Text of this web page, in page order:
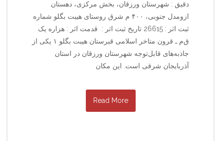
دقیق : شهرستان ورزقان، بخش مرکزی، دهستان
ازومدل جنوبی، ۴۰۰ م شرق روستای هیبت بگلو شماره
ثبت اثر : 26615 تاریخ ثبت اثر : قدمت اثر : هزاره یک
ق‌م‌ ـ قرون متاخر اسلامی قبرستان هیبت بگلو ۱ یکی از
جاذبه‌های قابل‌توجه شهرستان ورزقان در استان
آذربایجان شرقی است. این مکان
Read More